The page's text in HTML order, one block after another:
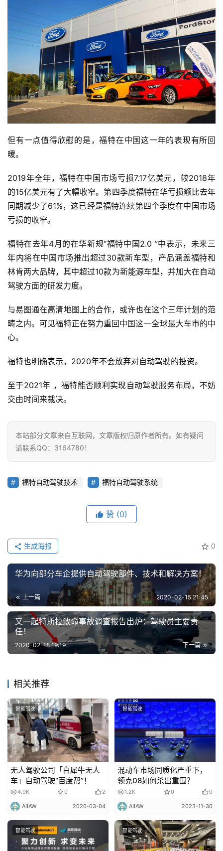
但有一点值得欣慰的是，福特在中国这一年的表现有所回
暖。
2019年全年，福特在中国市场亏损7.17亿美元，较2018年
的15亿美元有了大幅收窄。第四季度福特在华亏损额比去年
同期减少了61%，这已经是福特连续第四个季度在中国市场
亏损的收窄。
福特在去年4月的在华新规“福特中国2.0 ”中表示，未来三
年内将在中国市场推出超过30款新车型，产品涵盖福特和
林肯两大品牌，其中超过10款为新能源车型，并加大在自动
驾驶方面的研发力度。
与易图通在高清地图上的合作，或许也在这个三年计划的范
畴之内。可见福特正在努力重回中国这一全球最大车市的中
心。
福特也明确表示，2020年不会放弃对自动驾驶的投资。
至于2021年 ，福特能否顺利实现自动驾驶服务布局，不妨
交由时间来裁决。
本站部分文章来自互联网，文章版权归原作者所有。如有疑问
请联系QQ：3164780！
福特自动驾驶技术 福特自动驾驶系统
赞 (0)
0
生成海报
华为向部分车企提供自动驾驶部件、技术和解决方案！
上一篇 2020-02-15 21:45
又一起特斯拉致命事故调查报告出炉：驾驶员主要责
任！
下一篇
2020-02-18 19:19
相关推荐
智能驾驶
无人驾驶公司「白犀牛无人
车」自动驾驶“百度帮”！
4.9K 0 2
AIIAW 2020-03-04
智能驾驶
混动车市场同质化严重下，
领克08如何杀出重围？
1.2K 0 0
AIIAW 2023-11-30
智能驾驶 智能驾驶